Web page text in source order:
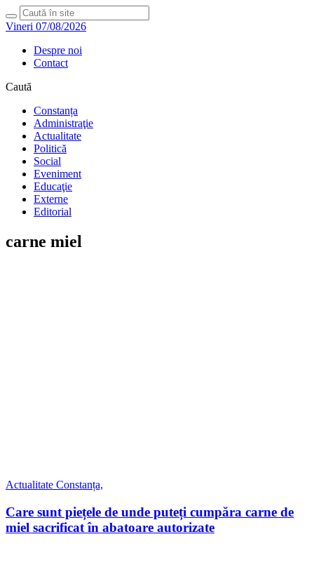
Vineri 07/08/2026
Despre noi
Contact
Caută
Constanța
Administraţie
Actualitate
Politică
Social
Eveniment
Educaţie
Externe
Editorial
carne miel
Actualitate Constanța,
Care sunt piețele de unde puteți cumpăra carne de
miel sacrificat în abatoare autorizate